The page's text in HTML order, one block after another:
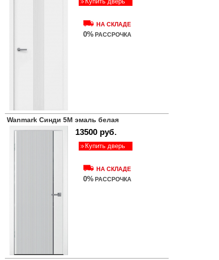
НА СКЛАДЕ
0% РАССРОЧКА
Wanmark Синди 5М эмаль белая
13500 руб.
Купить дверь
НА СКЛАДЕ
0% РАССРОЧКА